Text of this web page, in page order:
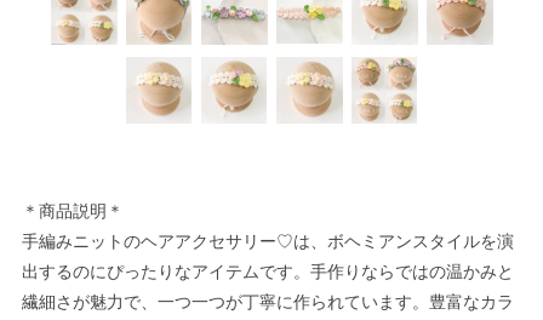
＊商品説明＊
手編みニットのヘアアクセサリー♡は、ボヘミアンスタイルを演
出するのにぴったりなアイテムです。手作りならではの温かみと
繊細さが魅力で、一つ一つが丁寧に作られています。豊富なカラ